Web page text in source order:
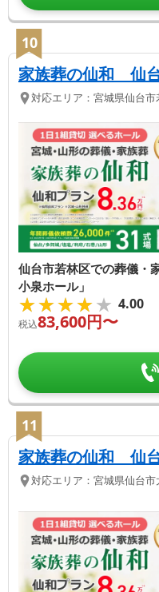
10
家族葬の仙和 仙
対応エリア： 宮城県仙台市
仙台市若林区での葬儀・
小泉ホール」
★★★★★
★★★★★ 4.00
税込83,600円〜
11
家族葬の仙和 仙
対応エリア： 宮城県仙台市